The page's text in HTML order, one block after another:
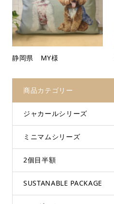
静岡県 MY様
商品カテゴリー
ジャカールシリーズ
ミニマムシリーズ
2個目半額
SUSTANABLE PACKAGE